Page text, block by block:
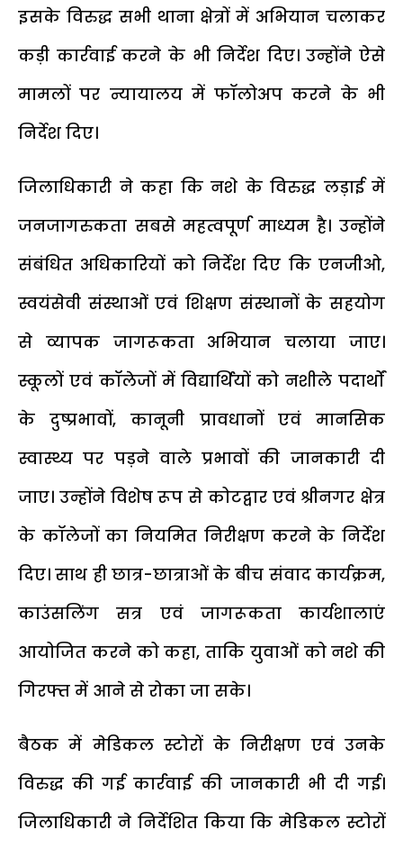
इसके विरुद्ध सभी थाना क्षेत्रों में अभियान चलाकर
कड़ी कार्रवाई करने के भी निर्देश दिए। उन्होंने ऐसे
मामलों पर न्यायालय में फॉलोअप करने के भी
निर्देश दिए।
जिलाधिकारी ने कहा कि नशे के विरुद्ध लड़ाई में
जनजागरुकता सबसे महत्वपूर्ण माध्यम है। उन्होंने
संबंधित अधिकारियों को निर्देश दिए कि एनजीओ,
स्वयंसेवी संस्थाओं एवं शिक्षण संस्थानों के सहयोग
से व्यापक जागरूकता अभियान चलाया जाए।
स्कूलों एवं कॉलेजों में विद्यार्थियों को नशीले पदार्थों
के दुष्प्रभावों, कानूनी प्रावधानों एवं मानसिक
स्वास्थ्य पर पड़ने वाले प्रभावों की जानकारी दी
जाए। उन्होंने विशेष रूप से कोटद्वार एवं श्रीनगर क्षेत्र
के कॉलेजों का नियमित निरीक्षण करने के निर्देश
दिए। साथ ही छात्र-छात्राओं के बीच संवाद कार्यक्रम,
काउंसलिंग सत्र एवं जागरूकता कार्यशालाएं
आयोजित करने को कहा, ताकि युवाओं को नशे की
गिरफ्त में आने से रोका जा सके।
बैठक में मेडिकल स्टोरों के निरीक्षण एवं उनके
विरुद्ध की गई कार्रवाई की जानकारी भी दी गई।
जिलाधिकारी ने निर्देशित किया कि मेडिकल स्टोरों